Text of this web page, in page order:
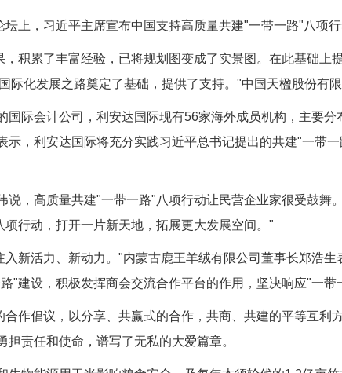
，习近平主席宣布中国支持高质量共建"一带一路"八项行
累了丰富经验，已将规划图变成了实景图。在此基础上
际化发展之路奠定了基础，提供了支持。"中国天楹股份有
会计公司，利安达国际现有56家海外成员机构，主要分
示，利安达国际将充分实践习近平总书记提出的共建"一带
，高质量共建"一带一路"八项行动让民营企业家很受鼓舞
行动，打开一片新天地，拓展更大发展空间。"
活力、新动力。"内蒙古鹿王羊绒有限公司董事长郑浩生
"建设，积极发挥商会交流合作平台的作用，坚决响应"一带
倡议，以分享、共赢式的合作，共商、共建的平等互利
责任和使命，谱写了无私的大爱篇章。